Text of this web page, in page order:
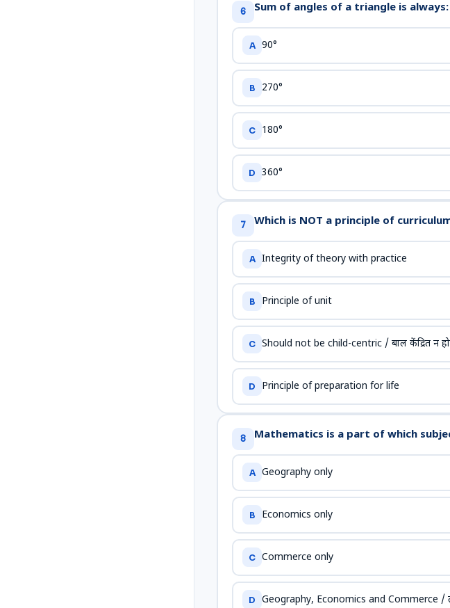
6 Sum of angles of a triangle is always:
A 90°
B 270°
C 180°
D 360°
7 Which is NOT a principle of curriculum
A Integrity of theory with practice
B Principle of unit
C Should not be child-centric / बाल केंद्रित न
D Principle of preparation for life
8 Mathematics is a part of which
A Geography only
B Economics only
C Commerce only
D Geography, Economics and Commerce /